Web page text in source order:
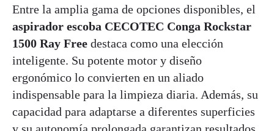
Entre la amplia gama de opciones disponibles, el
aspirador escoba CECOTEC Conga Rockstar
1500 Ray Free destaca como una elección
inteligente. Su potente motor y diseño
ergonómico lo convierten en un aliado
indispensable para la limpieza diaria. Además, su
capacidad para adaptarse a diferentes superficies
y su autonomía prolongada garantizan resultados